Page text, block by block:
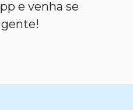
e venha se